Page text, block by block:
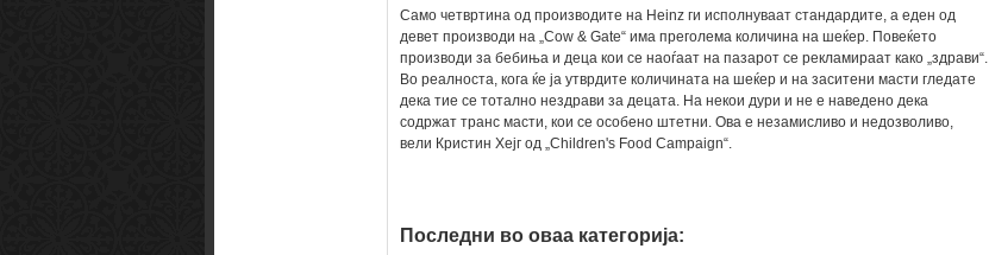
Само четвртина од производите на Heinz ги исполнуваат стандардите, а еден од
девет производи на „Cow & Gate“ има преголема количина на шеќер. Повеќето
производи за бебиња и деца кои се наоѓаат на пазарот се рекламираат како „здрави“.
Во реалноста, кога ќе ја утврдите количината на шеќер и на заситени масти гледате
дека тие се тотално нездрави за децата. На некои дури и не е наведено дека
содржат транс масти, кои се особено штетни. Ова е незамисливо и недозволиво,
вели Кристин Хејг од „Children's Food Campaign“.
Последни во оваа категорија: